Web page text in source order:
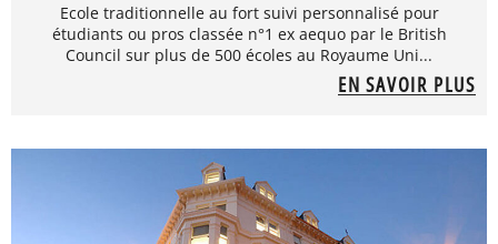
Ecole traditionnelle au fort suivi personnalisé pour
étudiants ou pros classée n°1 ex aequo par le British
Council sur plus de 500 écoles au Royaume Uni...
EN SAVOIR PLUS